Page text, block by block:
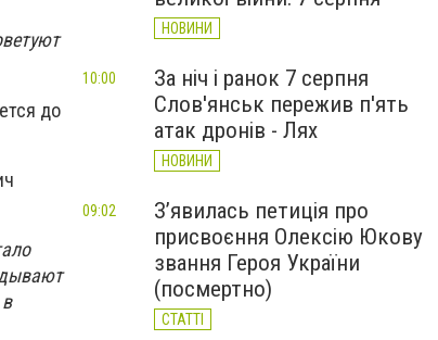
до
НОВИНИ
За ніч і ранок 7 серпня
Слов'янськ пережив п'ять
атак дронів - Лях
НОВИНИ
10:00
З’явилась петиція про
присвоєння Олексію Юкову
звання Героя України
(посмертно)
СТАТТІ
09:02